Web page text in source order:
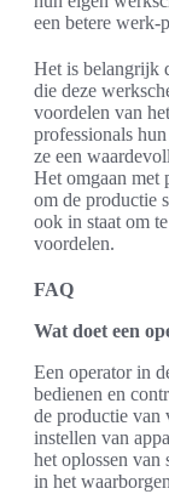
een betere werk-
Het is belangrijk
die deze
voordelen van
professionals
ze een
Het omgaan met
om de productie
ook in staat om
voordelen.
FAQ
Wat doet een
Een operator in
bedienen en
de productie van
instellen van
het oplossen van
in het